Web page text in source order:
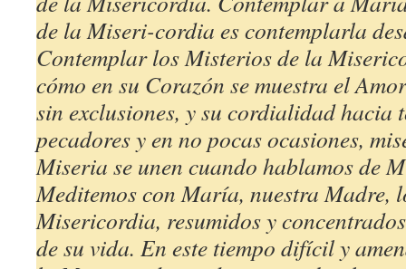
de la Miseri-cordia es contemplarla
Contemplar los Misterios de la
cómo en su Corazón se muestra el
sin exclusiones, y su cordialidad hacia
pecadores y en no pocas ocasiones,
Miseria se unen cuando hablamos de
Meditemos con María, nuestra Madre,
Misericordia, resumidos y
de su vida. En este tiempo difícil y